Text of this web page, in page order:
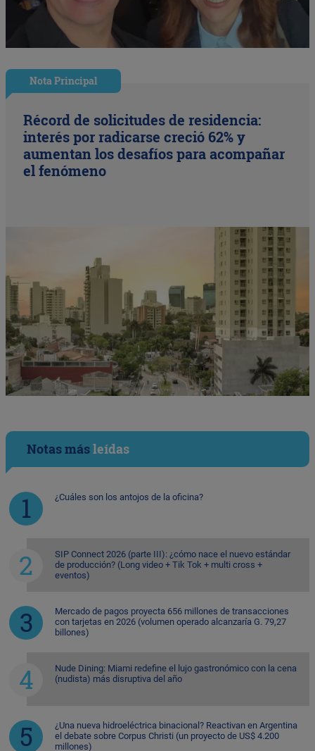
Nota Principal
Récord de solicitudes de residencia:
interés por radicarse creció 62% y
aumentan los desafíos para acompañar
el fenómeno
Notas másleídas
¿Cuáles son los antojos de la oficina?
SIP Connect 2026 (parte III): ¿cómo nace el nuevo estándar
de producción? (Long video + Tik Tok + multi cross +
eventos)
Mercado de pagos proyecta 656 millones de transacciones
con tarjetas en 2026 (volumen operado alcanzaría G. 79,27
billones)
Nude Dining: Miami redefine el lujo gastronómico con la cena
(nudista) más disruptiva del año
¿Una nueva hidroeléctrica binacional? Reactivan en Argentina
el debate sobre Corpus Christi (un proyecto de US$ 4.200
millones)